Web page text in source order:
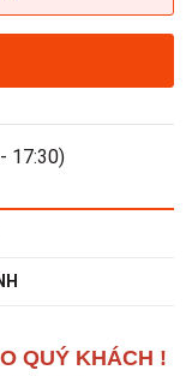
17:30)
QUÝ KHÁCH !